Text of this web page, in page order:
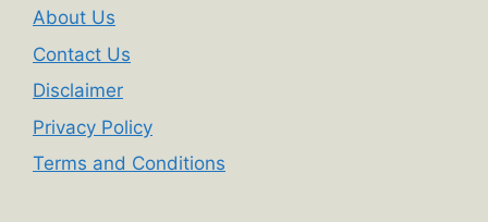
About Us
Contact Us
Disclaimer
Privacy Policy
Terms and Conditions